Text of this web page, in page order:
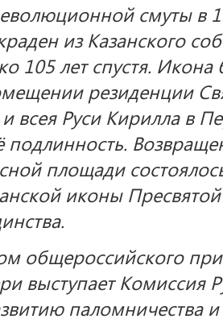
смуты в
из Казанского
105 лет спустя.
резиденции
всея Руси Кирилла в
подлинность.
площади
иконы
общероссийского
выступает Комиссия
паломничества